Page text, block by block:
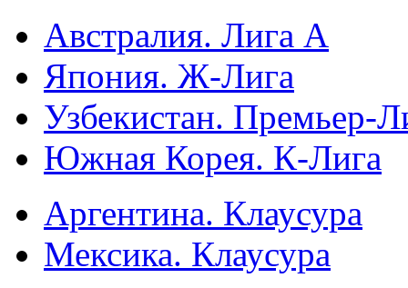
Австралия. Лига А
Япония. Ж-Лига
Узбекистан. Премьер-
Южная Корея. К-Лига
Аргентина. Клаусура
Мексика. Клаусура